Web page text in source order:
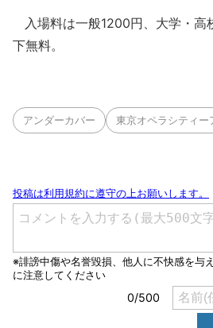
入場料は一般1200円、大学・高
下無料。
アンダーカバー 東京オペラシティー